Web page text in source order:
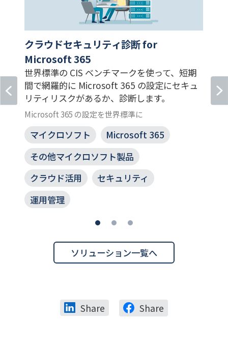
クラウドセキュリティ診断 for
Microsoft 365
世界標準の CIS ベンチマークを使って、短期
間で網羅的に Microsoft 365 の設定にセキュ
リティリスクがあるか、診断します。
Microsoft 365 の設定を世界標準に
マイクロソフト
Microsoft 365
その他マイクロソフト製品
クラウド活用
セキュリティ
運用管理
ソリューション一覧へ
Share Share